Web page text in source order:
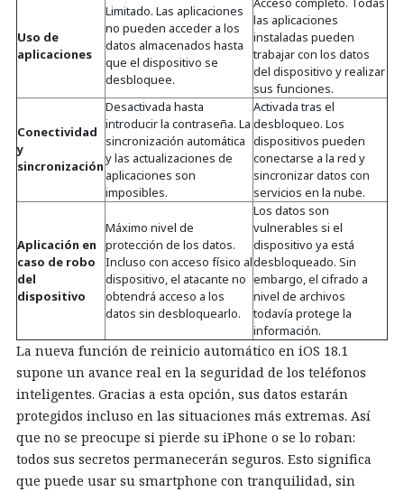
Uso de
aplicaciones
Limitado. Las aplicaciones
no pueden acceder a los
datos almacenados hasta
que el dispositivo se
desbloquee.
las aplicaciones
instaladas pueden
trabajar con los datos
del dispositivo y realizar
sus funciones.
Conectividad
y
sincronización
Desactivada hasta
introducir la contraseña. La
sincronización automática
y las actualizaciones de
aplicaciones son
imposibles.
Activada tras el
desbloqueo. Los
dispositivos pueden
conectarse a la red y
sincronizar datos con
servicios en la nube.
Aplicación en
caso de robo
del
dispositivo
Máximo nivel de
protección de los datos.
Incluso con acceso físico al
dispositivo, el atacante no
obtendrá acceso a los
datos sin desbloquearlo.
Los datos son
vulnerables si el
dispositivo ya está
desbloqueado. Sin
embargo, el cifrado a
nivel de archivos
todavía protege la
información.
La nueva función de reinicio automático en iOS 18.1
supone un avance real en la seguridad de los teléfonos
inteligentes. Gracias a esta opción, sus datos estarán
protegidos incluso en las situaciones más extremas. Así
que no se preocupe si pierde su iPhone o se lo roban:
todos sus secretos permanecerán seguros. Esto significa
que puede usar su smartphone con tranquilidad, sin